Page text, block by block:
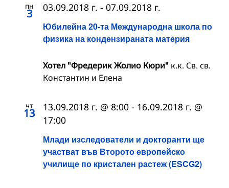
пн
3
Юбилейна 20-та Международна школа по
физика на кондензираната материя
03.09.2018 г. - 07.09.2018 г.
Хотел "Фредерик Жолио Кюри" к.к. Св. св.
Константин и Елена
чт
13
Млади изследователи и докторанти ще
участват във Второто европейско
училище по кристален растеж (ESCG2)
13.09.2018 г. @ 8:00 - 16.09.2018 г. @
17:00